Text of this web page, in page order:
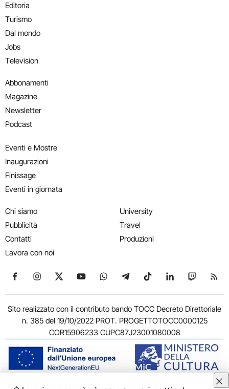
Editoria
Turismo
Dal mondo
Jobs
Television
Abbonamenti
Magazine
Newsletter
Podcast
Eventi e Mostre
Inaugurazioni
Finissage
Eventi in giornata
Chi siamo
Pubblicità
Contatti
Lavora con noi
University
Travel
Produzioni
Seguici su Facebook
Seguici su Instagram
Seguici su X
Seguici su YouTube
Seguici su WhatsApp
Seguici su Telegram
Seguici su TikTok
Seguici su
Seguici
Sito realizzato con il contributo bando TOCC Decreto Direttoriale
n. 385 del 19/10/2022 PROT. PROGETTOTOCC0000125
COR15906233 CUPC87J23001080008